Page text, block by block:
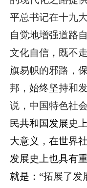
平总书记在十九
自觉地增强道路
文化自信，既不
旗易帜的邪路，
邦，始终坚持和
说，中国特色社
民共和国发展史
大意义，在世界
发展史上也具有
就是：“拓展了发